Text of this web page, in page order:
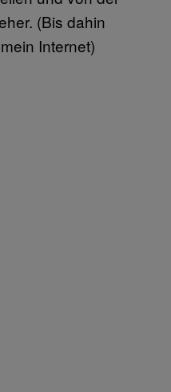
(Bis dahin
Internet)